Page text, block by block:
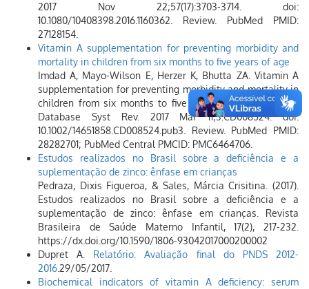
2017 Nov 22;57(17):3703-3714. doi:
10.1080/10408398.2016.1160362. Review. PubMed PMID:
27128154.
Vitamin A supplementation for preventing morbidity and
mortality in children from six months to five years of age
Imdad A, Mayo-Wilson E, Herzer K, Bhutta ZA. Vitamin A
supplementation for preventing morbidity and mortality in
children from six months to five years of age. Cochrane
Database Syst Rev. 2017 Mar 11;3:CD008524. doi:
10.1002/14651858.CD008524.pub3. Review. PubMed PMID:
28282701; PubMed Central PMCID: PMC6464706.
Estudos realizados no Brasil sobre a deficiência e a
suplementação de zinco: ênfase em crianças
Pedraza, Dixis Figueroa, & Sales, Márcia Crisitina. (2017).
Estudos realizados no Brasil sobre a deficiência e a
suplementação de zinco: ênfase em crianças. Revista
Brasileira de Saúde Materno Infantil, 17(2), 217-232.
https://dx.doi.org/10.1590/1806-93042017000200002
Dupret A. Relatório: Avaliação final do PNDS 2012-
2016.29/05/2017.
Biochemical indicators of vitamin A deficiency: serum